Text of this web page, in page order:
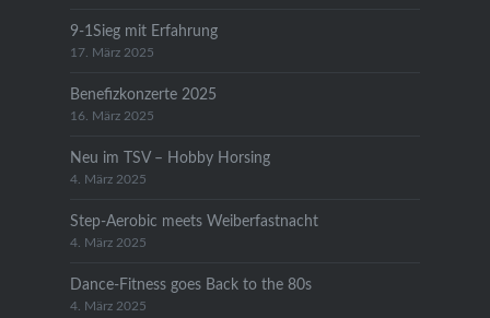
9-1Sieg mit Erfahrung
17. März 2025
Benefizkonzerte 2025
16. März 2025
Neu im TSV – Hobby Horsing
4. März 2025
Step-Aerobic meets Weiberfastnacht
4. März 2025
Dance-Fitness goes Back to the 80s
4. März 2025